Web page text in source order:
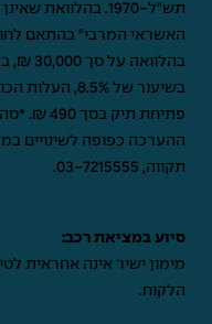
תש"ל-1970.
תקווה, 03-7215555
.
סיוע במציאת רכב:
מימון ישיר אינה אחראית
הלקוח.